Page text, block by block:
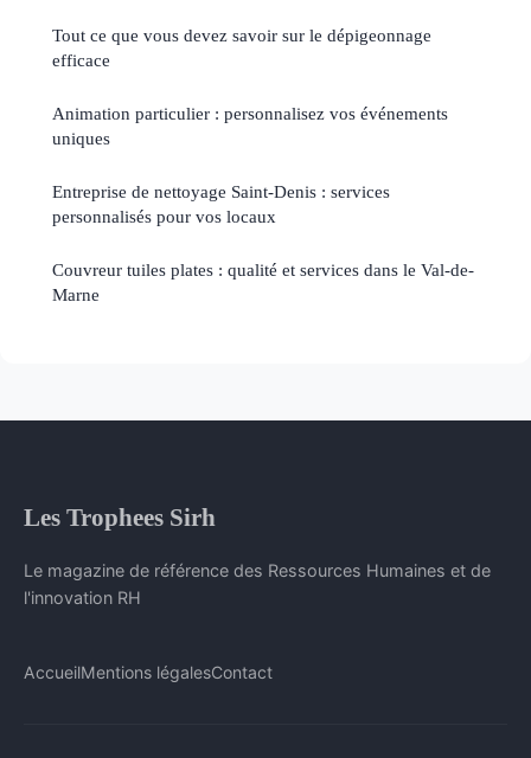
Tout ce que vous devez savoir sur le dépigeonnage
efficace
Animation particulier : personnalisez vos événements
uniques
Entreprise de nettoyage Saint-Denis : services
personnalisés pour vos locaux
Couvreur tuiles plates : qualité et services dans le Val-de-
Marne
Les Trophees Sirh
Le magazine de référence des Ressources Humaines et de
l'innovation RH
AccueilMentions légalesContact